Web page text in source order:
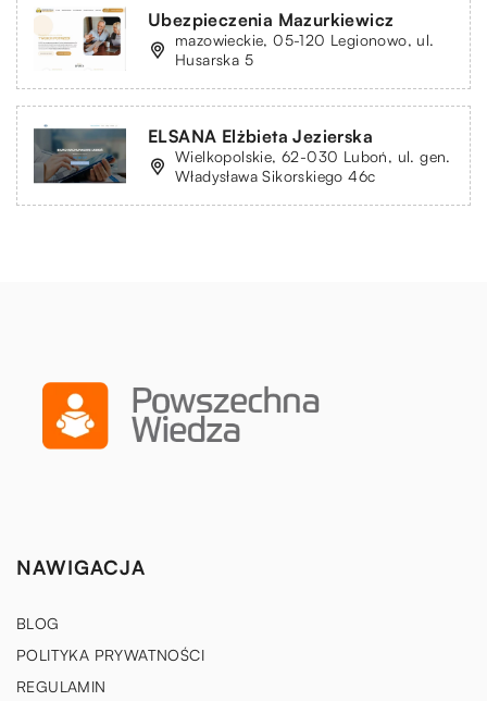
Ubezpieczenia Mazurkiewicz
mazowieckie, 05-120 Legionowo, ul.
Husarska 5
ELSANA Elżbieta Jezierska
Wielkopolskie, 62-030 Luboń, ul. gen.
Władysława Sikorskiego 46c
NAWIGACJA
BLOG
POLITYKA PRYWATNOŚCI
REGULAMIN